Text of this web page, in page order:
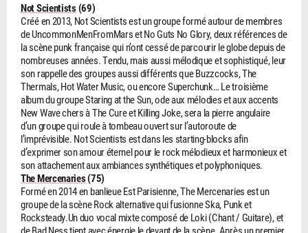
Not Scientists(69)
Créé en 2013, Not Scientists est un groupe formé autour de membres
de UncommonMenFromMars et No Guts No Glory, deux références de
la scène punk française qui n’ont cessé de parcourir le globe depuis de
nombreuses années. Tendu, mais aussi mélodique et sophistiqué, leur
son rappelle des groupes aussi différents que Buzzcocks, The
Thermals, Hot Water Music, ou encore Superchunk… Le troisième
album du groupe Staring at the Sun, ode aux mélodies et auxaccents
New Wave chers à The Cure et Killing Joke, sera la pierre angulaire
d’un groupe qui roule à tombeau ouvert sur l’autoroute de
l’imprévisible. Not Scientists est dans les starting-blocks afin
d’exprimer son amour éternel pour le rock mélodieux et harmonieux et
son attachement aux ambiances synthétiques et polyphoniques.
The Mercenaries(75)
Formé en 2014 en banlieue Est Parisienne, The Mercenaries est un
groupe de la scène Rock alternative qui fusionne Ska, Punk et
Rocksteady.Un duo vocal mixte composé de Loki (Chant / Guitare), et